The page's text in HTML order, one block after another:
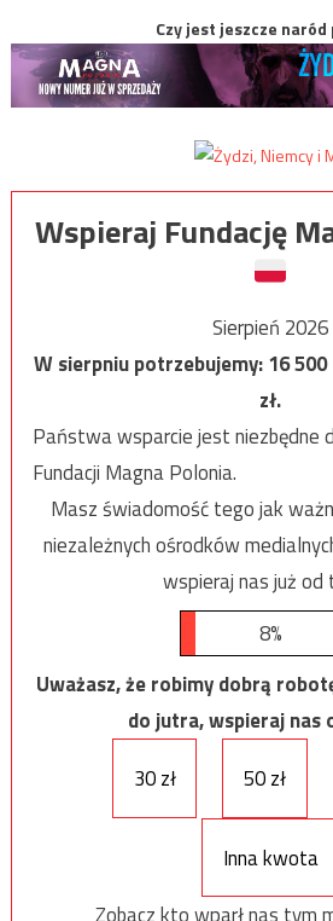
Czy jest jeszcze naród
Wspieraj Fundację
Sierpień 2026
W sierpniu potrzebujemy:16 500
zł.
Państwa wsparcie jest niezbędne
Fundacji Magna Polonia.
Masz świadomość tego jak
niezależnych ośrodków
wspieraj nas już od
8%
Uważasz, że robimy dobrą
do jutra, wspieraj nas
30 zł
50 zł
Inna kwota